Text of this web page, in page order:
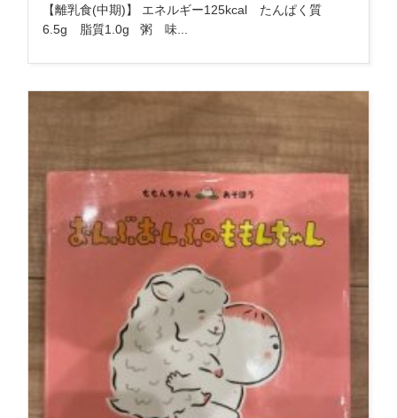
【離乳食(中期)】 エネルギー125kcal たんぱく質
6.5g 脂質1.0g 粥 味...